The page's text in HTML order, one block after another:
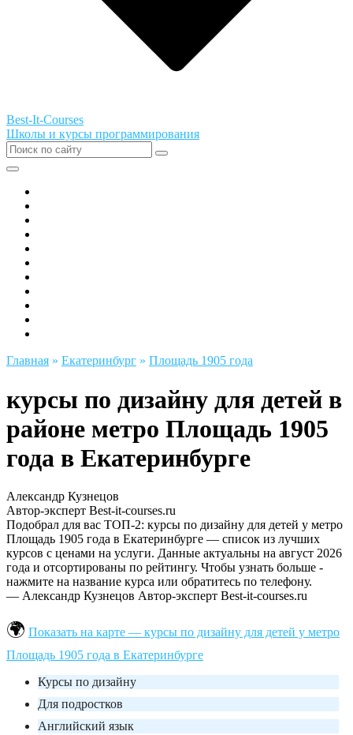
Best-It-Courses
Школы и курсы программирования
Главная » Екатеринбург » Площадь 1905 года
курсы по дизайну для детей в
районе метро Площадь 1905
года в Екатеринбурге
Александр Кузнецов
Автор-эксперт Best-it-courses.ru
Подобрал для вас ТОП-2: курсы по дизайну для детей у метро
Площадь 1905 года в Екатеринбурге — список из лучших
курсов с ценами на услуги. Данные актуальны на август 2026
года и отсортированы по рейтингу. Чтобы узнать больше -
нажмите на название курса или обратитесь по телефону.
— Александр Кузнецов Автор-эксперт Best-it-courses.ru
Показать на карте — курсы по дизайну для детей у метро
Площадь 1905 года в Екатеринбурге
Курсы по дизайну
Для подростков
Английский язык